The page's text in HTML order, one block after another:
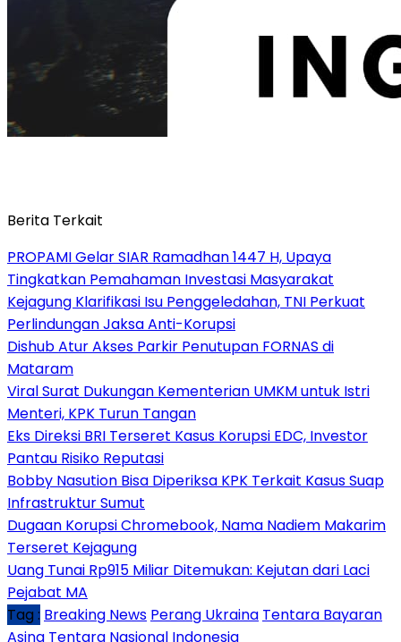
Berita Terkait
PROPAMI Gelar SIAR Ramadhan 1447 H, Upaya
Tingkatkan Pemahaman Investasi Masyarakat
Kejagung Klarifikasi Isu Penggeledahan, TNI Perkuat
Perlindungan Jaksa Anti-Korupsi
Dishub Atur Akses Parkir Penutupan FORNAS di
Mataram
Viral Surat Dukungan Kementerian UMKM untuk Istri
Menteri, KPK Turun Tangan
Eks Direksi BRI Terseret Kasus Korupsi EDC, Investor
Pantau Risiko Reputasi
Bobby Nasution Bisa Diperiksa KPK Terkait Kasus Suap
Infrastruktur Sumut
Dugaan Korupsi Chromebook, Nama Nadiem Makarim
Terseret Kejagung
Uang Tunai Rp915 Miliar Ditemukan: Kejutan dari Laci
Pejabat MA
Tag : Breaking News Perang Ukraina Tentara Bayaran
Asing Tentara Nasional Indonesia